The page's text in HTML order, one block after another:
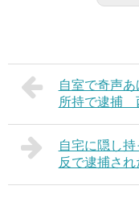
自室で奇声
所持で逮捕
自宅に隠し
反で逮捕さ